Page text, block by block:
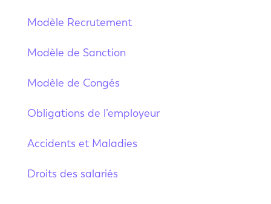
Modèle Recrutement
Modèle de Sanction
Modèle de Congés
Obligations de l’employeur
Accidents et Maladies
Droits des salariés